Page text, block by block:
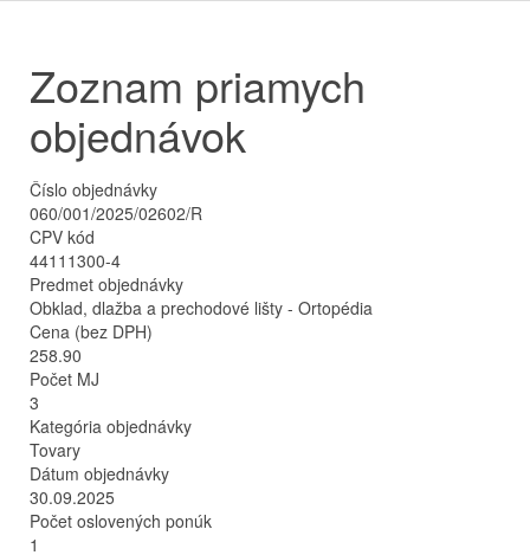
Zoznam priamych
objednávok
Číslo objednávky
060/001/2025/02602/R
CPV kód
44111300-4
Predmet objednávky
Obklad, dlažba a prechodové lišty - Ortopédia
Cena (bez DPH)
258.90
Počet MJ
3
Kategória objednávky
Tovary
Dátum objednávky
30.09.2025
Počet oslovených ponúk
1